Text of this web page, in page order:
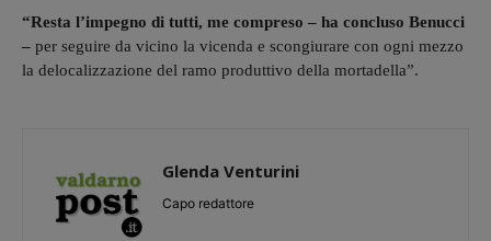
“Resta l’impegno di tutti, me compreso – ha concluso Benucci
– per seguire da vicino la vicenda e scongiurare con ogni mezzo
la delocalizzazione del ramo produttivo della mortadella”.
Glenda Venturini
Capo redattore